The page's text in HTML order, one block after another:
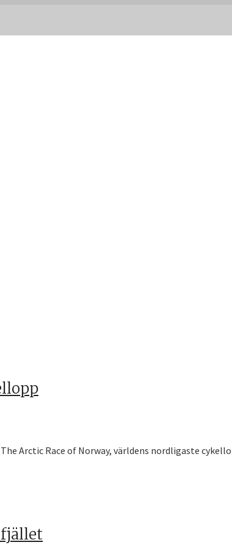
Arctic Race of Norway, världens nordligaste
fjället